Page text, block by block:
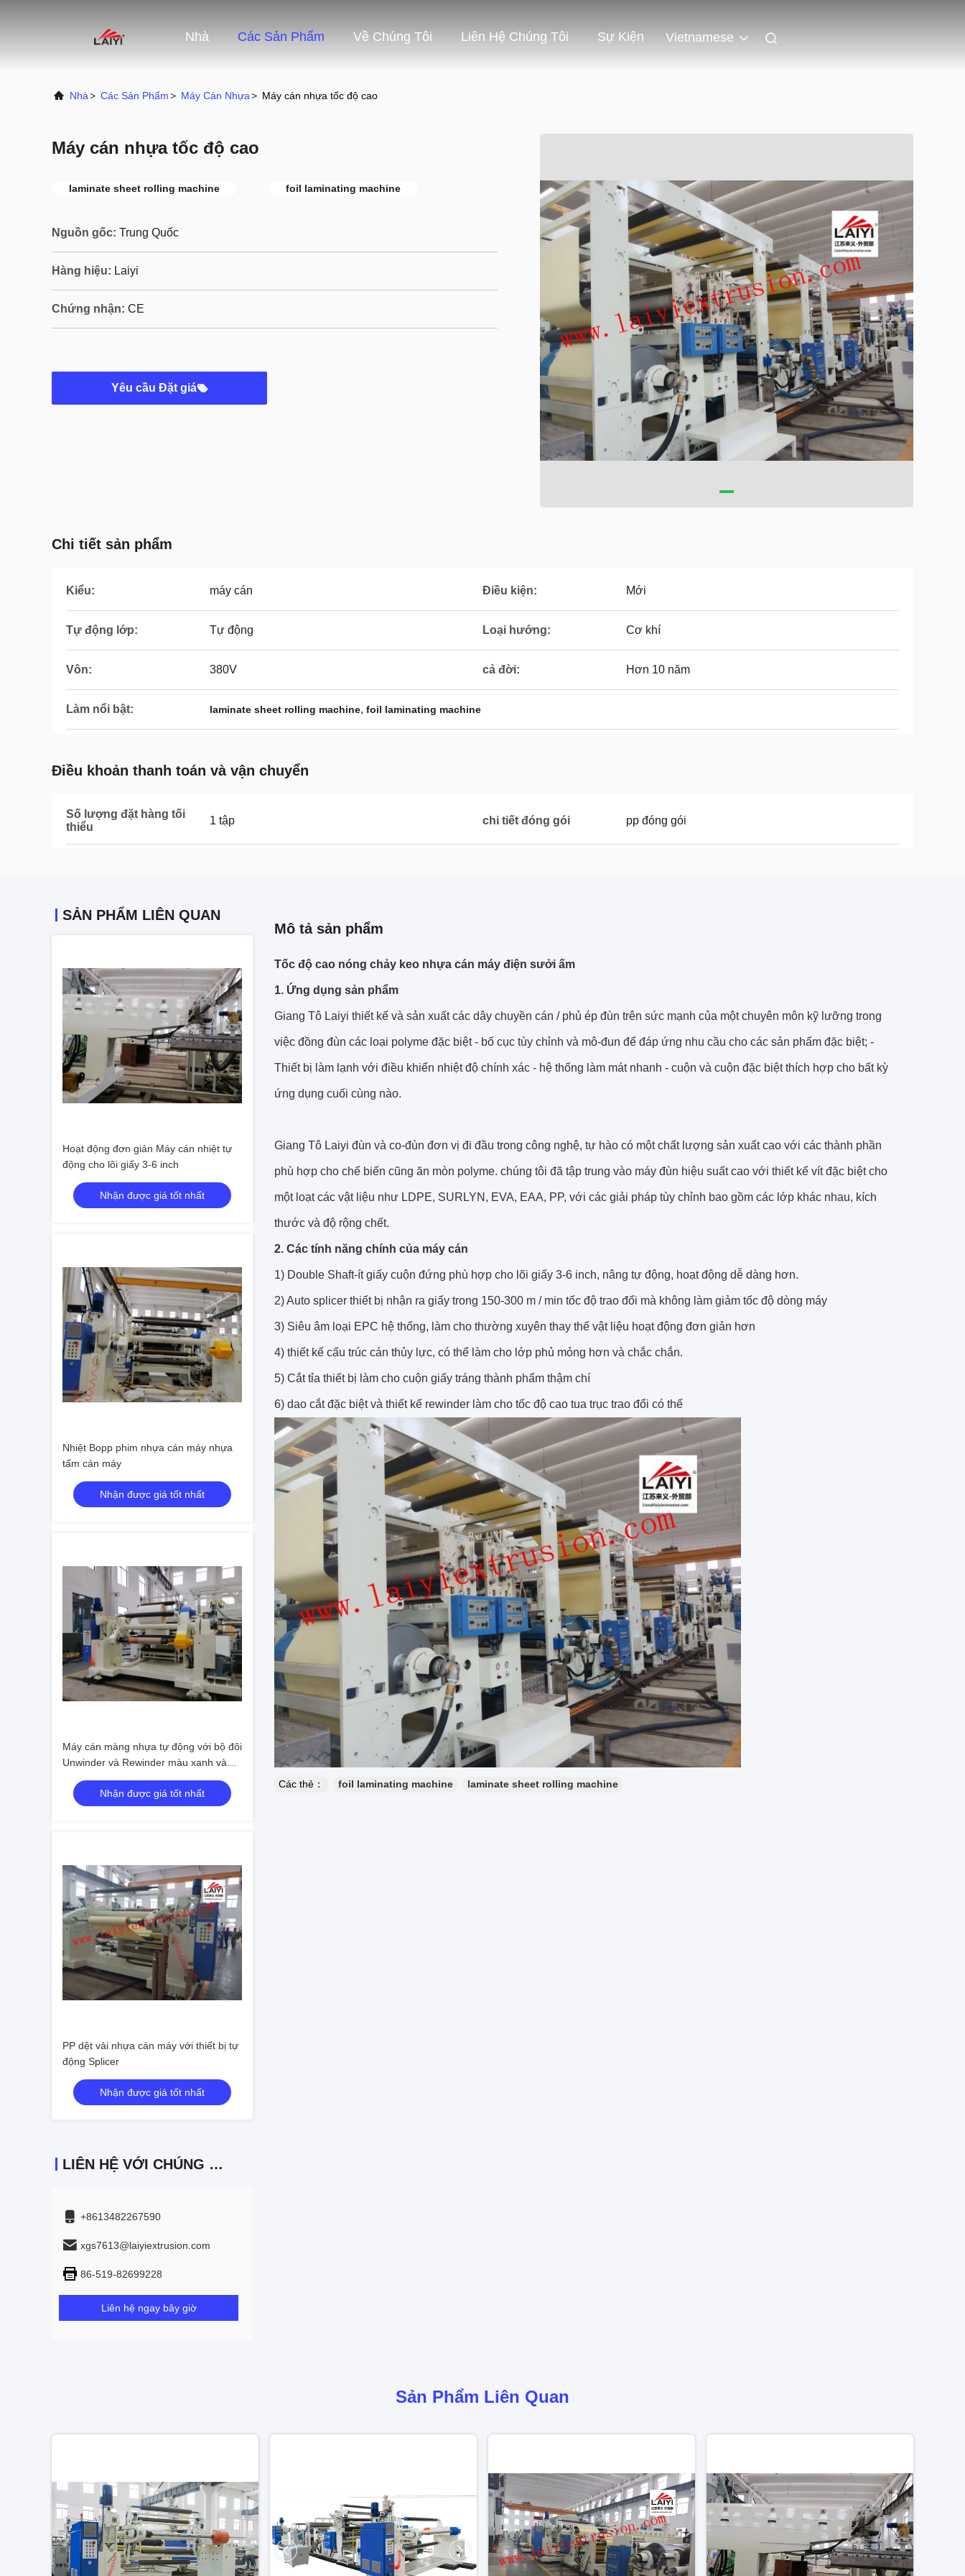
Nhà Các Sản Phẩm Về Chúng Tôi Liên Hệ Chúng Tôi Sự Kiện Vietnamese
Nhà> Các Sản Phẩm> Máy Cán Nhựa> Máy cán nhựa tốc độ cao
Máy cán nhựa tốc độ cao
laminate sheet rolling machine foil laminating machine
Nguồn gốc: Trung Quốc
Hàng hiệu: Laiyi
Chứng nhận: CE
Yêu cầu Đặt giá
Chi tiết sản phẩm
Kiểu: máy cán Điều kiện: Mới
Tự động lớp: Tự động Loại hướng: Cơ khí
Vôn: 380V cả đời: Hơn 10 năm
Làm nổi bật: laminate sheet rolling machine, foil laminating machine
Điều khoản thanh toán và vận chuyển
Số lượng đặt hàng tối
thiểu
1 tập chi tiết đóng gói pp đóng gói
SẢN PHẨM LIÊN QUAN
Hoạt động đơn giản Máy cán nhiệt tự
động cho lõi giấy 3-6 inch
Nhận được giá tốt nhất
Nhiệt Bopp phim nhựa cán máy nhựa
tấm cán máy
Nhận được giá tốt nhất
Máy cán màng nhựa tự động với bộ đôi
Unwinder và Rewinder màu xanh và
trắng
Nhận được giá tốt nhất
PP dệt vải nhựa cán máy với thiết bị tự
động Splicer
Nhận được giá tốt nhất
LIÊN HỆ VỚI CHÚNG TÔI
+8613482267590
xgs7613@laiyiextrusion.com
86-519-82699228
Liên hệ ngay bây giờ
Mô tả sản phẩm
Tốc độ cao nóng chảy keo nhựa cán máy điện sưởi ấm
1. Ứng dụng sản phẩm
Giang Tô Laiyi thiết kế và sản xuất các dây chuyền cán / phủ ép đùn trên sức mạnh của một chuyên môn kỹ lưỡng trong
việc đồng đùn các loại polyme đặc biệt - bố cục tùy chỉnh và mô-đun để đáp ứng nhu cầu cho các sản phẩm đặc biệt; -
Thiết bị làm lạnh với điều khiển nhiệt độ chính xác - hệ thống làm mát nhanh - cuộn và cuộn đặc biệt thích hợp cho bất kỳ
ứng dụng cuối cùng nào.
Giang Tô Laiyi đùn và co-đùn đơn vị đi đầu trong công nghệ, tự hào có một chất lượng sản xuất cao với các thành phần
phù hợp cho chế biến cũng ăn mòn polyme. chúng tôi đã tập trung vào máy đùn hiệu suất cao với thiết kế vít đặc biệt cho
một loạt các vật liệu như LDPE, SURLYN, EVA, EAA, PP, với các giải pháp tùy chỉnh bao gồm các lớp khác nhau, kích
thước và độ rộng chết.
2. Các tính năng chính của máy cán
1) Double Shaft-ít giấy cuộn đứng phù hợp cho lõi giấy 3-6 inch, nâng tự động, hoạt động dễ dàng hơn.
2) Auto splicer thiết bị nhận ra giấy trong 150-300 m / min tốc độ trao đổi mà không làm giảm tốc độ dòng máy
3) Siêu âm loại EPC hệ thống, làm cho thường xuyên thay thế vật liệu hoạt động đơn giản hơn
4) thiết kế cấu trúc cán thủy lực, có thể làm cho lớp phủ mỏng hơn và chắc chắn.
5) Cắt tỉa thiết bị làm cho cuộn giấy tráng thành phẩm thậm chí
6) dao cắt đặc biệt và thiết kế rewinder làm cho tốc độ cao tua trục trao đổi có thể
Các thẻ： foil laminating machine laminate sheet rolling machine
Sản Phẩm Liên Quan